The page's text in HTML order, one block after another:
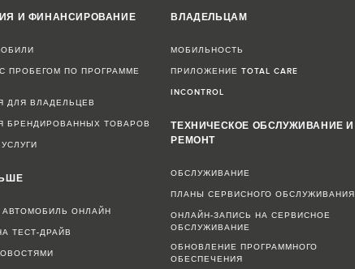
И ФИНАНСИРОВАНИЕ
ПРОБЕГОМ ПО ПРОГРАММЕ
ДЛЯ ВЛАДЕЛЬЦЕВ
БРЕНДИРОВАННЫХ ТОВАРОВ
АВТОМОБИЛЬ ОНЛАЙН
ТЕСТ-ДРАЙВ
ВЛАДЕЛЬЦАМ
МОБИЛЬНОСТЬ
ПРИЛОЖЕНИЕ TOTAL CARE
INCONTROL
ТЕХНИЧЕСКОЕ ОБСЛУЖИВАНИЕ И
РЕМОНТ
ОБСЛУЖИВАНИЕ
ПЛАНЫ СЕРВИСНОГО ОБСЛУЖИВАНИЯ
ОНЛАЙН-ЗАПИСЬ НА СЕРВИСНОЕ
ОБСЛУЖИВАНИЕ
ОБНОВЛЕНИЕ ПРОГРАММНОГО
ОБЕСПЕЧЕНИЯ